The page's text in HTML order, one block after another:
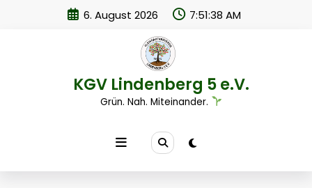
6. August 2026 7:51:38 AM
KGV Lindenberg 5 e.V.
Grün. Nah. Miteinander.